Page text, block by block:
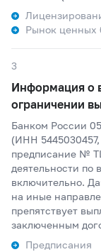
Рынок ценных
3
Информация о
ограничении
Банком России
(ИНН
предписание №
деятельности по
включительно.
на иные
препятствует
заключенным
Предписания